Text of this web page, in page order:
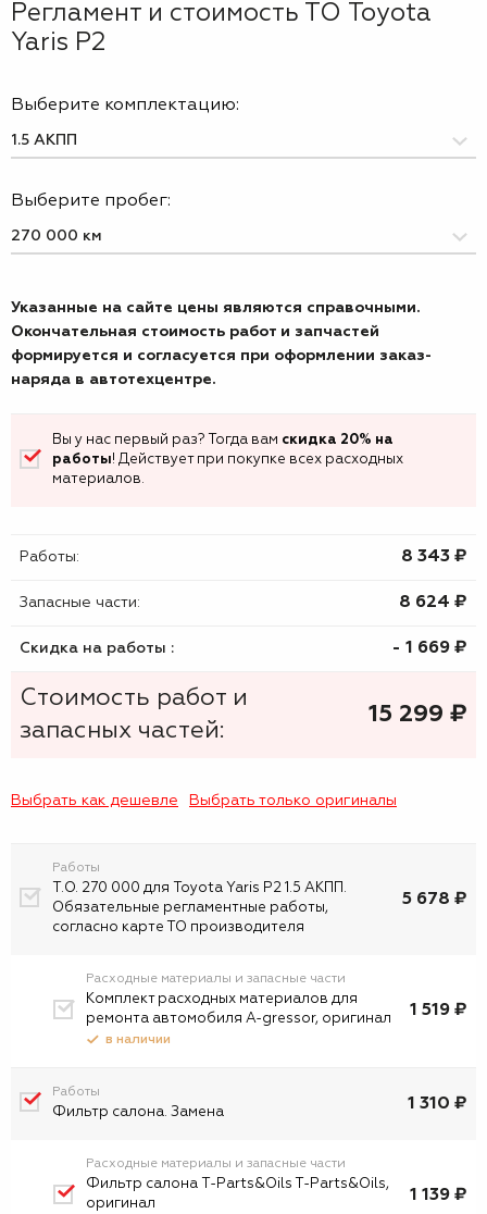
Регламент и стоимость ТО Toyota
Yaris P2
Выберите комплектацию:
Выберите пробег:
Указанные на сайте цены являются справочными.
Окончательная стоимость работ и запчастей
формируется и согласуется при оформлении заказ-
наряда в автотехцентре.
Вы у нас первый раз? Тогда вам скидка 20% на
работы! Действует при покупке всех расходных
материалов.
Работы: 8 343 ₷
Запасные части: 8 624 ₷
Скидка на работы : - 1 669 ₷
Стоимость работ и
запасных частей:
15 299 ₷
Выбрать как дешевле Выбрать только оригиналы
Работы
Т.О. 270 000 для Toyota Yaris P2 1.5 АКПП.
Обязательные регламентные работы,
согласно карте ТО производителя
5 678 ₽
Расходные материалы и запасные части
Комплект расходных материалов для
ремонта автомобиля A-gressor, оригинал
в наличии
1 519 ₽
Работы
Фильтр салона. Замена 1 310 ₽
Расходные материалы и запасные части
Фильтр салона T-Parts&Oils T-Parts&Oils,
оригинал
1 139 ₽